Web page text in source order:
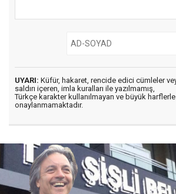
UYARI: Küfür, hakaret, rencide edici cümleler
saldırı içeren, imla kuralları ile yazılmamış,
Türkçe karakter kullanılmayan ve büyük harflerle
onaylanmamaktadır.